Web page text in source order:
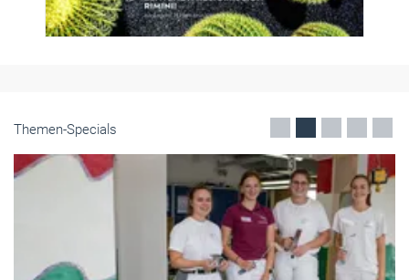
Themen-Specials